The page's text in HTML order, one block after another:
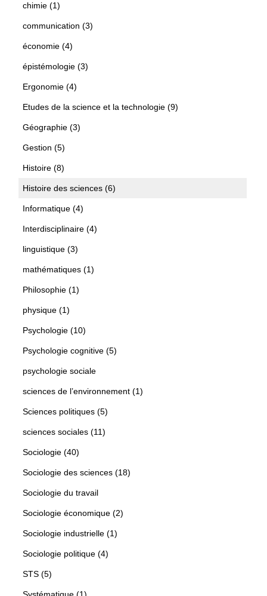
chimie (1)
communication (3)
économie (4)
épistémologie (3)
Ergonomie (4)
Etudes de la science et la technologie (9)
Géographie (3)
Gestion (5)
Histoire (8)
Histoire des sciences (6)
Informatique (4)
Interdisciplinaire (4)
linguistique (3)
mathématiques (1)
Philosophie (1)
physique (1)
Psychologie (10)
Psychologie cognitive (5)
psychologie sociale
sciences de l’environnement (1)
Sciences politiques (5)
sciences sociales (11)
Sociologie (40)
Sociologie des sciences (18)
Sociologie du travail
Sociologie économique (2)
Sociologie industrielle (1)
Sociologie politique (4)
STS (5)